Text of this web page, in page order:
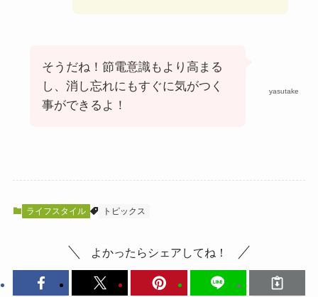
yasutake
そうだね！節電意識もより高まる
し、消し忘れにもすぐに気がつく
事ができるよ！
ライフスタイル トピックス
よかったらシェアしてね！